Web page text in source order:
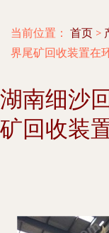
当前位置： 首页 >
界尾矿回收装置在
湖南细沙
矿回收装